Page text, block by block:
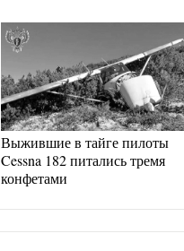
Выжившие в тайге пилоты
Cessna 182 питались тремя
конфетами